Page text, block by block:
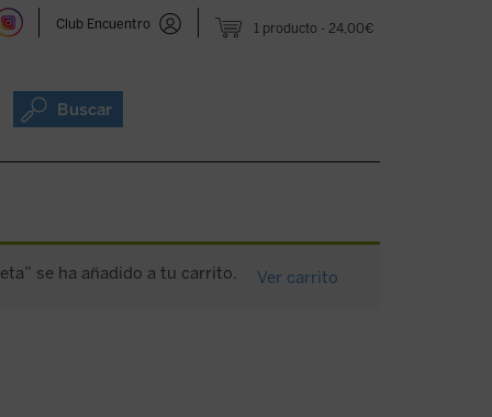
1 producto 24,00€
Club Encuentro
Buscar
se ha añadido a tu carrito. Ver carrito